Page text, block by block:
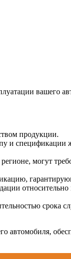
вашего
продукции.
и
могут
срока